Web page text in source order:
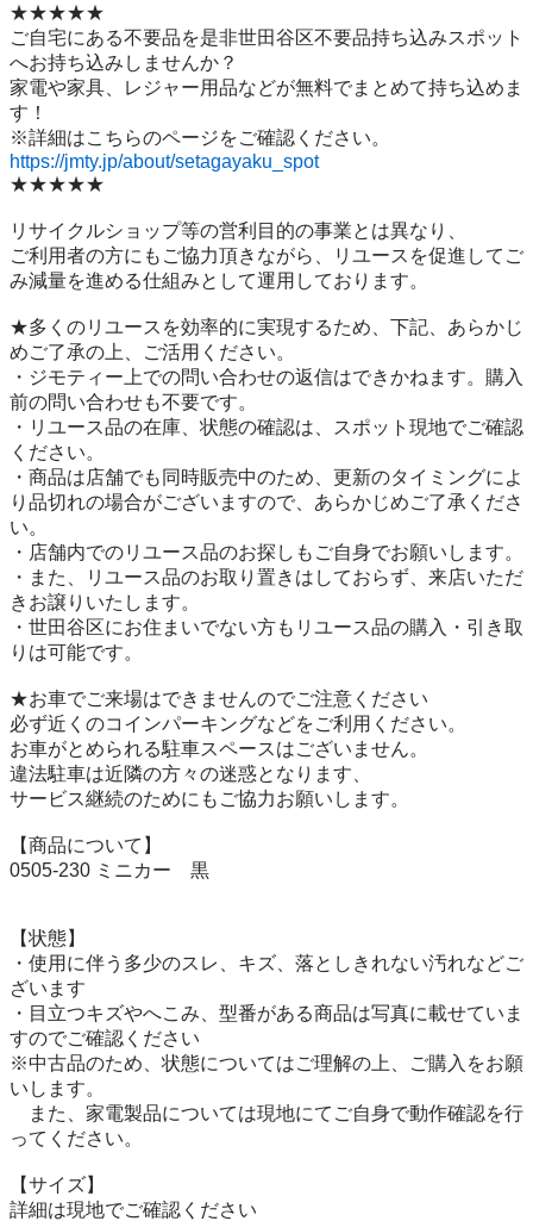
★★★★★
ご自宅にある不要品を是非世田谷区不要品持ち込みスポット
へお持ち込みしませんか？
家電や家具、レジャー用品などが無料でまとめて持ち込めま
す！
https://jmty.jp/about/setagayaku_spot
★★★★★
リサイクルショップ等の営利目的の事業とは異なり、
ご利用者の方にもご協力頂きながら、リユースを促進してご
み減量を進める仕組みとして運用しております。
★多くのリユースを効率的に実現するため、下記、あらかじ
めご了承の上、ご活用ください。
・ジモティー上での問い合わせの返信はできかねます。購入
前の問い合わせも不要です。
・リユース品の在庫、状態の確認は、スポット現地でご確認
ください。
・商品は店舗でも同時販売中のため、更新のタイミングによ
り品切れの場合がございますので、あらかじめご了承くださ
い。
・店舗内でのリユース品のお探しもご自身でお願いします。
・また、リユース品のお取り置きはしておらず、来店いただ
きお譲りいたします。
・世田谷区にお住まいでない方もリユース品の購入・引き取
りは可能です。
★お車でご来場はできませんのでご注意ください
必ず近くのコインパーキングなどをご利用ください。
お車がとめられる駐車スペースはございません。
違法駐車は近隣の方々の迷惑となります、
サービス継続のためにもご協力お願いします。
【商品について】
0505-230 ミニカー　黒
【状態】
・使用に伴う多少のスレ、キズ、落としきれない汚れなどご
ざいます
・目立つキズやへこみ、型番がある商品は写真に載せていま
すのでご確認ください
※中古品のため、状態についてはご理解の上、ご購入をお願
いします。
また、家電製品については現地にてご自身で動作確認を行
ってください。
【サイズ】
詳細は現地でご確認ください